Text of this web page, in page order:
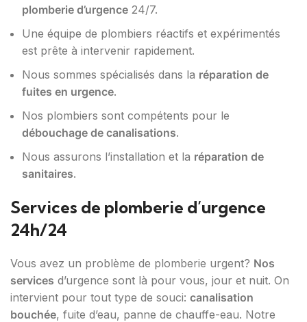
plomberie d’urgence 24/7.
Une équipe de plombiers réactifs et expérimentés
est prête à intervenir rapidement.
Nous sommes spécialisés dans la réparation de
fuites en urgence.
Nos plombiers sont compétents pour le
débouchage de canalisations.
Nous assurons l’installation et la réparation de
sanitaires.
Services de plomberie d’urgence
24h/24
Vous avez un problème de plomberie urgent? Nos
services d’urgence sont là pour vous, jour et nuit. On
intervient pour tout type de souci: canalisation
bouchée, fuite d’eau, panne de chauffe-eau. Notre